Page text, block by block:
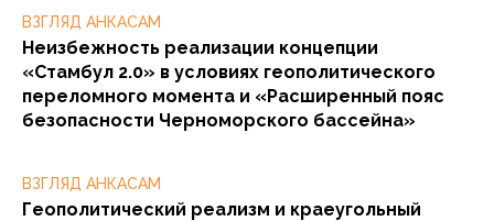
ВЗГЛЯД АНКАСАМ
Неизбежность реализации концепции
«Стамбул 2.0» в условиях геополитического
переломного момента и «Расширенный пояс
безопасности Черноморского бассейна»
ВЗГЛЯД АНКАСАМ
Геополитический реализм и краеугольный